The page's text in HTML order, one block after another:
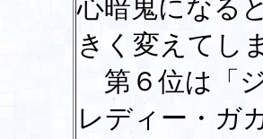
心暗鬼になる
きく変えてし
第６位は「
レディー・ガ